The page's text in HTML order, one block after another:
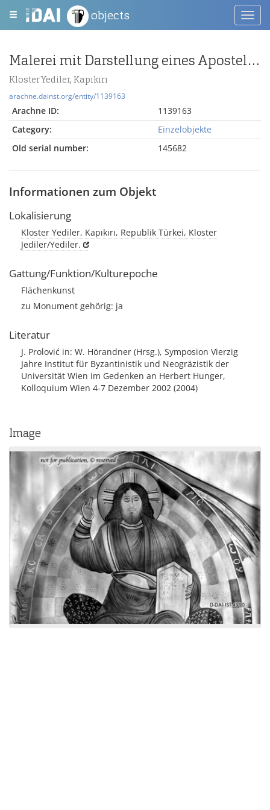
objects
Malerei mit Darstellung eines Apostels ?
Kloster Yediler, Kapıkırı
arachne.dainst.org/entity/1139163
Arachne ID:
1139163
Category:
Einzelobjekte
Old serial number:
145682
Informationen zum Objekt
Lokalisierung
Kloster Yediler, Kapıkırı, Republik Türkei, Kloster
Jediler/Yediler.
Gattung/Funktion/Kulturepoche
Flächenkunst
zu Monument gehörig: ja
Literatur
J. Prolović in: W. Hörandner (Hrsg.), Symposion Vierzig
Jahre Institut für Byzantinistik und Neogräzistik der
Universität Wien im Gedenken an Herbert Hunger,
Kolloquium Wien 4-7 Dezember 2002 (2004)
Image